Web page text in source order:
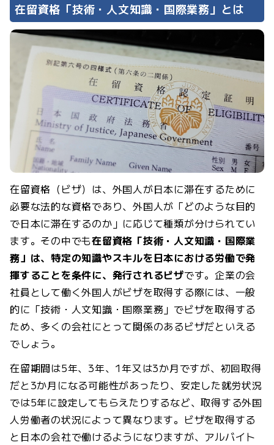
在留資格「技術・人文知識・国際業務」とは
在留資格（ビザ）は、外国人が日本に滞在するために
必要な法的な資格であり、外国人が「どのような目的
で日本に滞在するのか」に応じて種類が分けられてい
ます。その中でも在留資格「技術・人文知識・国際業
務」は、特定の知識やスキルを日本における労働で発
揮することを条件に、発行されるビザです。企業の会
社員として働く外国人がビザを取得する際には、一般
的に「技術・人文知識・国際業務」でビザを取得する
ため、多くの会社にとって関係のあるビザだといえる
でしょう。
在留期間は5年、3年、1年又は3か月ですが、初回取得
だと3か月になる可能性があったり、安定した就労状況
では5年に設定してもらえたりするなど、取得する外国
人労働者の状況によって異なります。ビザを取得する
と日本の会社で働けるようになりますが、アルバイト